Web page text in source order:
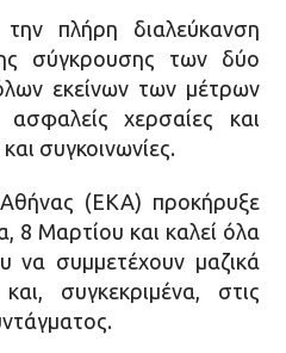
την πλήρη διαλεύκανση
σύγκρουσης των δύο
εκείνων των μέτρων
ασφαλείς χερσαίες και
συγκοινωνίες.
(ΕΚΑ) προκήρυξε
8 Μαρτίου και καλεί όλα
να συμμετέχουν μαζικά
συγκεκριμένα, στις